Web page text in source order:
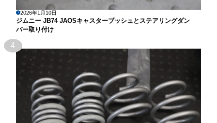
2026年1月10日
ジムニー JB74 JAOSキャスターブッシュとステアリングダン
パー取り付け
4